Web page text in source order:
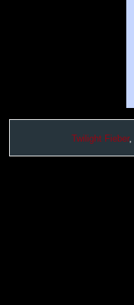
Twilight Fieber,